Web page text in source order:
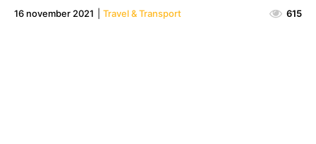
16 november 2021 Travel & Transport 615